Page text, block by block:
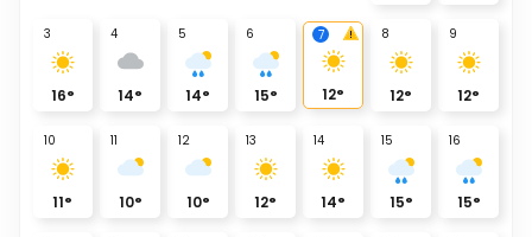
3
16°
4
14°
5
14°
6
15°
7
12°
8
12°
9
12°
10
11°
11
10°
12
10°
13
12°
14
14°
15
15°
16
15°